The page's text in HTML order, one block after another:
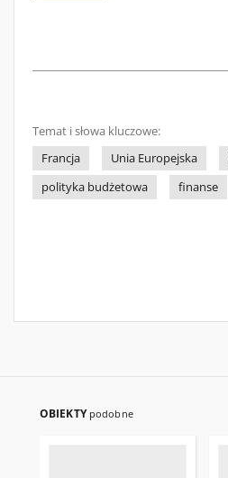
Temat i słowa kluczowe:
Francja
Unia Europejska
polityka budżetowa
finanse
OBIEKTY podobne